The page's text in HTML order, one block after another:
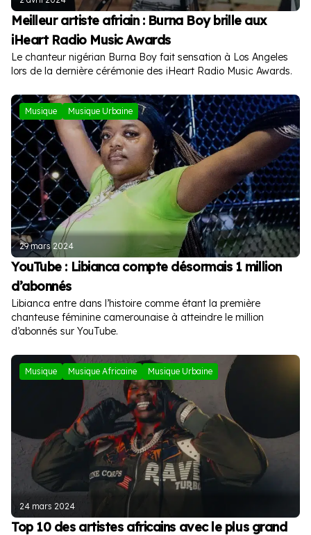
Meilleur artiste afriain : Burna Boy brille aux
iHeart Radio Music Awards
Le chanteur nigérian Burna Boy fait sensation à Los Angeles
lors de la dernière cérémonie des iHeart Radio Music Awards.
Musique Musique Urbaine
29 mars 2024
YouTube : Libianca compte désormais 1 million
d’abonnés
Libianca entre dans l’histoire comme étant la première
chanteuse féminine camerounaise à atteindre le million
d’abonnés sur YouTube.
Musique Musique Africaine Musique Urbaine
24 mars 2024
Top 10 des artistes africains avec le plus grand